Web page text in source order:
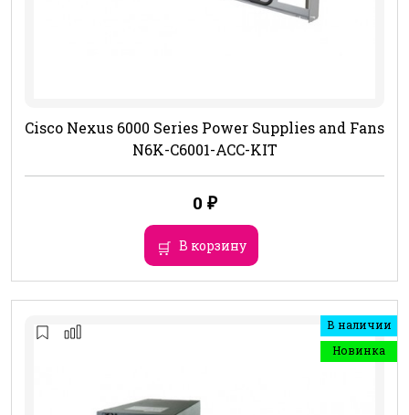
Cisco Nexus 6000 Series Power Supplies and Fans
N6K-C6001-ACC-KIT
0 ₽
В корзину
В наличии
Новинка